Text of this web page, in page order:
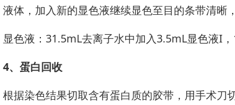
液体，加⼊新的显色液继续显色至⽬的条带清晰，
显色液：31.5mL去离⼦水中加⼊3.5mL显色液I，
4、蛋白回收
根据染色结果切取含有蛋白质的胶带，用手术刀